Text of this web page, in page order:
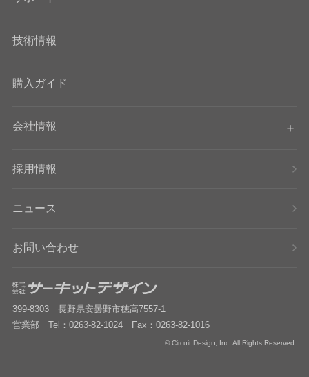
技術情報
購入ガイド
会社情報
採用情報
ニュース
お問い合わせ
399-8303 長野県安曇野市穂高7557-1
営業部 Tel：0263-82-1024 Fax：0263-82-1016
© Circuit Design, Inc. All Rights Reserved.